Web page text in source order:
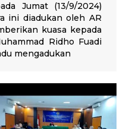
Jumat (13/9/2024)
ini diadukan oleh AR
kuasa kepada
Ridho Fuadi
mengadukan